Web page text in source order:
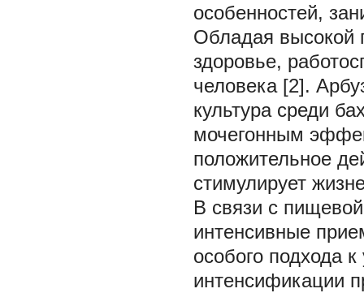
особенностей,
Обладая высокой
здоровье,
человека [2].
культура среди
мочегонным
положительное
стимулирует
В связи с
интенсивные
особого подхода
интенсификации